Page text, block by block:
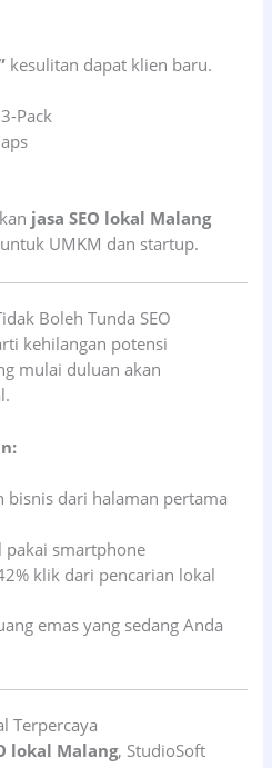
kesulitan dapat klien baru.
Pack
jasa SEO lokal Malang
untuk UMKM dan startup.
Boleh Tunda SEO
kehilangan potensi
mulai duluan akan
bisnis dari halaman pertama
pakai smartphone
klik dari pencarian lokal
emas yang sedang Anda
Terpercaya
lokal Malang, StudioSoft